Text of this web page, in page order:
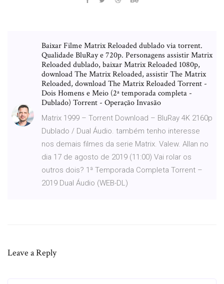
Baixar Filme Matrix Reloaded dublado via torrent.
Qualidade BluRay e 720p. Personagens assistir Matrix
Reloaded dublado, baixar Matrix Reloaded 1080p,
download The Matrix Reloaded, assistir The Matrix
Reloaded, download The Matrix Reloaded Torrent -
Dois Homens e Meio (2ª temporada completa -
Dublado) Torrent - Operação Invasão
Matrix 1999 – Torrent Download – BluRay 4K 2160p
Dublado / Dual Áudio. também tenho interesse
nos demais filmes da serie Matrix. Valew. Allan no
dia 17 de agosto de 2019 (11:00) Vai rolar os
outros dois? 1ª Temporada Completa Torrent –
2019 Dual Áudio (WEB-DL)
Leave a Reply